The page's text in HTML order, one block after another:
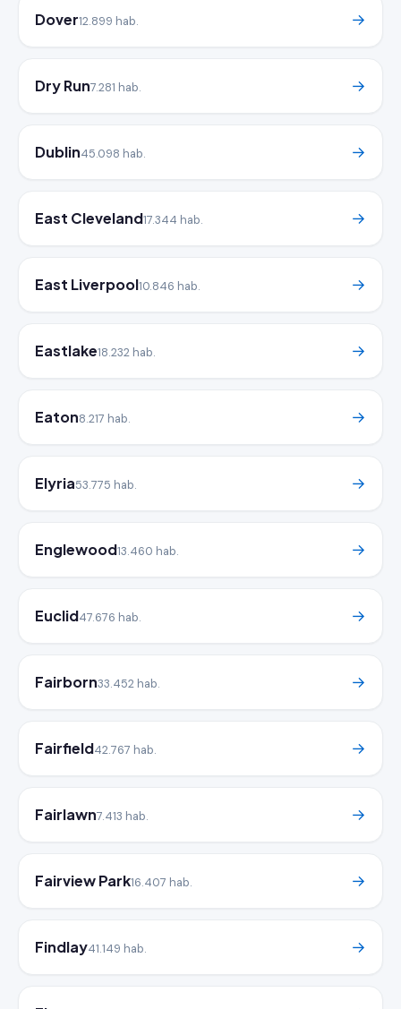
Dover12.899 hab. →
Dry Run7.281 hab. →
Dublin45.098 hab. →
East Cleveland17.344 hab. →
East Liverpool10.846 hab. →
Eastlake18.232 hab. →
Eaton8.217 hab. →
Elyria53.775 hab. →
Englewood13.460 hab. →
Euclid47.676 hab. →
Fairborn33.452 hab. →
Fairfield42.767 hab. →
Fairlawn7.413 hab. →
Fairview Park16.407 hab. →
Findlay41.149 hab. →